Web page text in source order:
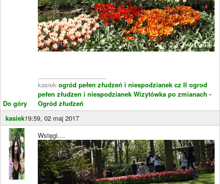
Do góry
kasiek ogród pełen złudzeń i niespodzianek cz II ogrod
pełen złudzen i niespodzianek Wizytówka po zmianach -
Ogród złudzeń
kasiek19:59, 02 maj 2017
Wstęgi....